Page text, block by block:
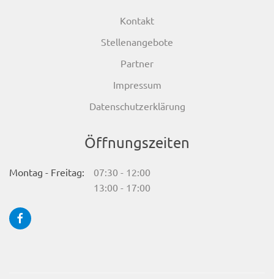
Kontakt
Stellenangebote
Partner
Impressum
Datenschutzerklärung
Öffnungszeiten
Montag - Freitag:
07:30 - 12:00
13:00 - 17:00